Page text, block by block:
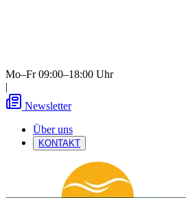
Mo–Fr 09:00–18:00 Uhr
|
Newsletter
Über uns
KONTAKT